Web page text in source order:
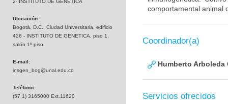
2- INSTITUTO DE GENÉTICA
Ubicación:
Bogotá, D.C., Ciudad Universitaria, edificio
426 - INSTITUTO DE GENETICA, piso 1,
salón 1º piso
E-mail:
insgen_bog@unal.edu.co
Teléfono:
(57 1) 3165000 Ext.11620
comportamental animal
Coordinador(a)
Humberto Arboleda
Servicios ofrecidos